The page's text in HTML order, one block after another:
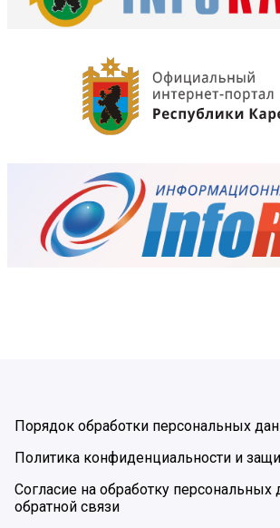
Порядок обработки персональных
Политика конфиденциальности и
Согласие на обработку персональных
обратной связи